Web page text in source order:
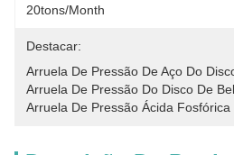
20tons/month
Destacar:
Arruela De Pressão De Aço Do
Arruela De Pressão Do Disco De
Arruela De Pressão Ácida Fosfórica